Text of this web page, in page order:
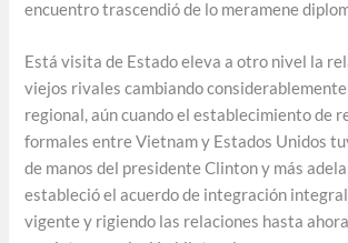
encuentro trascendió de lo meramene
Está visita de Estado eleva a otro nivel la
viejos rivales cambiando
regional, aún cuando el establecimiento de
formales entre Vietnam y Estados Unidos
de manos del presidente Clinton y más
estableció el acuerdo de integración
vigente y rigiendo las relaciones hasta